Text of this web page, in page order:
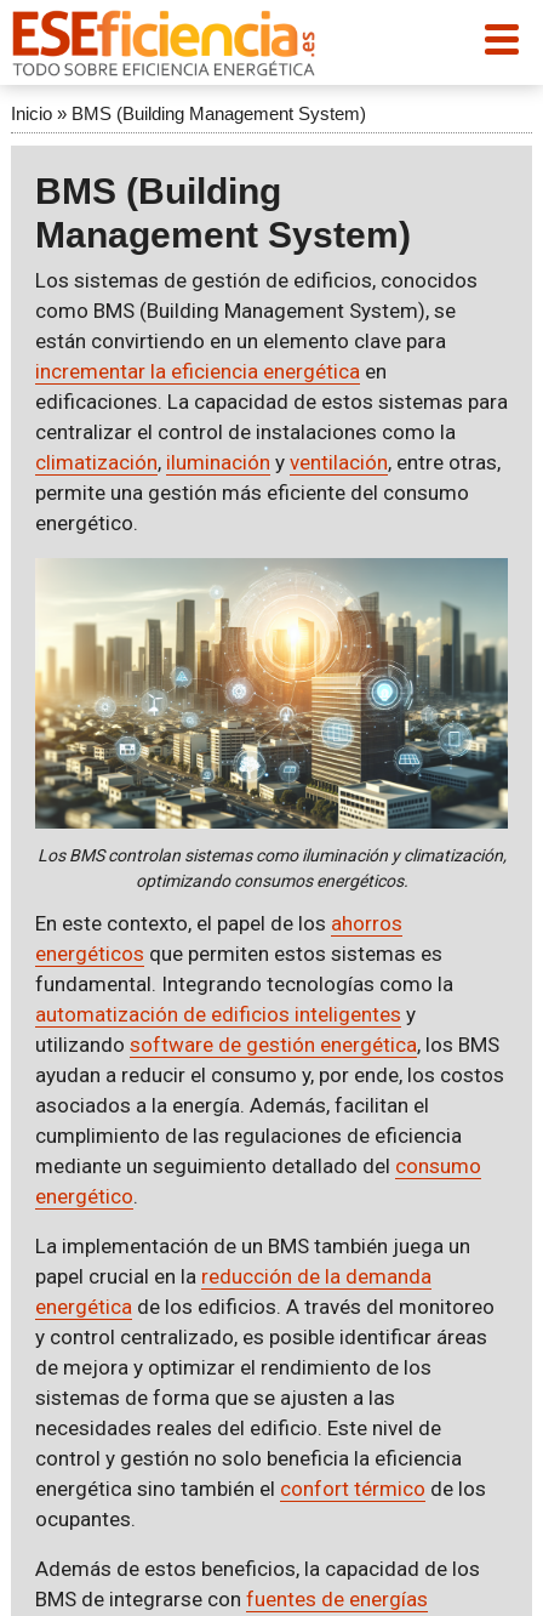
Inicio» BMS (Building Management System)
BMS (Building
Management System)
Los sistemas de gestión de edificios, conocidos
como BMS (Building Management System), se
están convirtiendo en un elemento clave para
incrementar la eficiencia energéticaen
edificaciones. La capacidad de estos sistemas para
centralizar el control de instalaciones como la
climatización, iluminación y ventilación, entre otras,
permite una gestión más eficiente del consumo
energético.
Los BMS controlan sistemas como iluminación y climatización,
optimizando consumos energéticos.
En este contexto, el papel de los ahorros
energéticos que permiten estos sistemas es
fundamental. Integrando tecnologías como la
automatización de edificios inteligentes y
utilizando software de gestión energética, los BMS
ayudan a reducir el consumo y, por ende, los costos
asociados a la energía. Además, facilitan el
cumplimiento de las regulaciones de eficiencia
mediante un seguimiento detallado del consumo
energético.
La implementación de un BMS también juega un
papel crucial en la reducción de la demanda
energética de los edificios. A través del monitoreo
y control centralizado, es posible identificar áreas
de mejora y optimizar el rendimiento de los
sistemas de forma que se ajusten a las
necesidades reales del edificio. Este nivel de
control y gestión no solo beneficia la eficiencia
energética sino también el confort térmico de los
ocupantes.
Además de estos beneficios, la capacidad de los
BMS de integrarse con fuentes de energías